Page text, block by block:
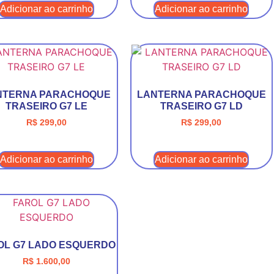
Adicionar ao carrinho Adicionar ao carrinho
PARACHOQUE
TRASEIRO G7 LE
R$299,00
Adicionar ao carrinho
LANTERNA PARACHOQUE
TRASEIRO G7 LD
R$ 299,00
Adicionar ao carrinho
G7 LADO ESQUERDO
R$1.600,00